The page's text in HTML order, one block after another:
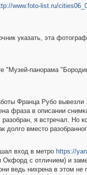
www.foto-list.ru/
указать, эта
панорама
Франца Рубо
фраза в описании
я встречал. Но
долго вместо
вход в метро https://
с отличием) и
ведь нихрена в этом не